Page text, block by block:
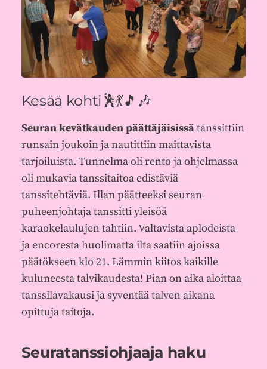
Kesää kohti🕺💃🎵🎶
Seuran kevätkauden päättäjäisissätanssittiin
runsain joukoin ja nautittiin maittavista
tarjoiluista. Tunnelma oli rento ja ohjelmassa
oli mukavia tanssitaitoa edistäviä
tanssitehtäviä. Illan päätteeksi seuran
puheenjohtaja tanssitti yleisöä
karaokelaulujen tahtiin. Valtavista aplodeista
ja encoresta huolimatta ilta saatiin ajoissa
päätökseen klo 21. Lämmin kiitos kaikille
kuluneesta talvikaudesta! Pian on aika aloittaa
tanssilavakausi ja syventää talven aikana
opittuja taitoja.
Seuratanssiohjaaja haku